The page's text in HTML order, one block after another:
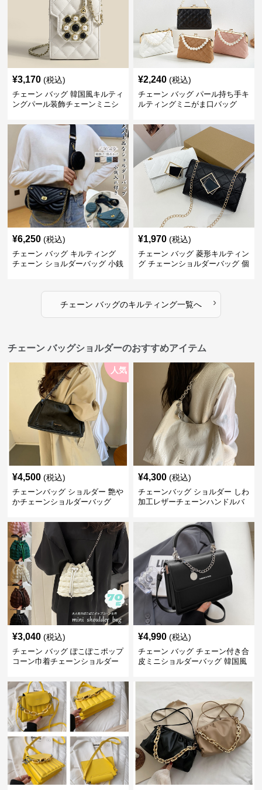
¥3,170 (税込)
チェーン バッグ 韓国風キルティ
ングパール装飾チェーンミニシ
¥2,240 (税込)
チェーン バッグ パール持ち手キ
ルティングミニがま口バッグ
¥6,250 (税込)
チェーン バッグ キルティング
チェーン ショルダーバッグ 小銭
¥1,970 (税込)
チェーン バッグ 菱形キルティン
グ チェーンショルダーバッグ 個
チェーン バッグのキルティング一覧へ ›
チェーン バッグショルダーのおすすめアイテム
人気
¥4,500 (税込)
チェーンバッグ ショルダー 艶や
かチェーンショルダーバッグ
¥4,300 (税込)
チェーンバッグ ショルダー しわ
加工レザーチェーンハンドルバ
¥3,040 (税込)
チェーン バッグ ぽこぽこポップ
コーン巾着チェーンショルダー
¥4,990 (税込)
チェーン バッグ チェーン付き合
皮ミニショルダーバッグ 韓国風